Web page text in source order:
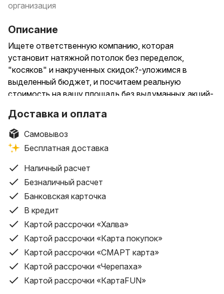
организация
Описание
Ищете ответственную компанию, которая
установит натяжной потолок без переделок,
"косяков" и накрученных скидок?-уложимся в
выделенный бюджет, и посчитаем реальную
стоимость на вашу площадь без выдуманных акций-
установим, соблюдая чистоту и порядок-
официальная гарантия и сервисное обслуживание
после монтажа. Просто напишите “потолок” нам в
директ прямо сейчас и мы расскажем подробности
Доставка и оплата
Самовывоз
Бесплатная доставка
Наличный расчет
Безналичный расчет
Банковская карточка
В кредит
Картой рассрочки «Халва»
Картой рассрочки «Карта покупок»
Картой рассрочки «СМАРТ карта»
Картой рассрочки «Черепаха»
Картой рассрочки «КартаFUN»